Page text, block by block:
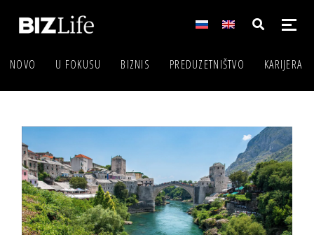
NOVO U FOKUSU BIZNIS PREDUZETNIŠTVO KARIJERA